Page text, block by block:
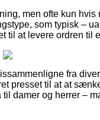
men ofte kun
som typisk –
til at levere ordren til
fra
presset til at at
damer og herrer –